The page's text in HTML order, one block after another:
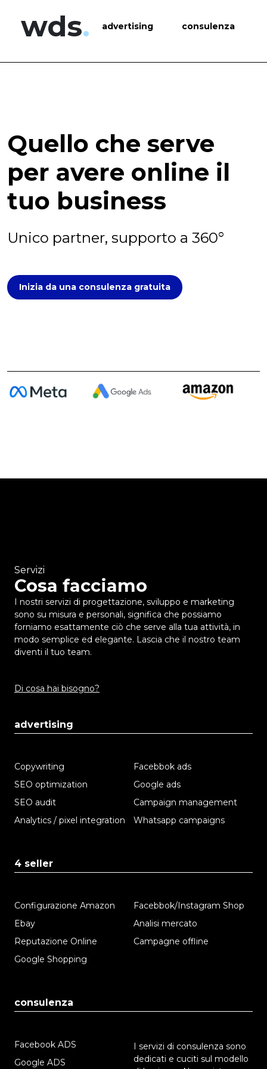
wds. advertising consulenza
Quello che serve
per avere online il
tuo business
Unico partner, supporto a 360°
Inizia da una consulenza gratuita
Servizi
Cosa facciamo
I nostri servizi di progettazione, sviluppo e marketing
sono su misura e personali, significa che possiamo
forniamo esattamente ciò che serve alla tua attività, in
modo semplice ed elegante. Lascia che il nostro team
diventi il ​​tuo team.
Di cosa hai bisogno?
advertising
Copywriting
SEO optimization
SEO audit
Analytics / pixel integration
Facebbok ads
Google ads
Campaign management
Whatsapp campaigns
4 seller
Configurazione Amazon
Ebay
Reputazione Online
Google Shopping
Facebbok/Instagram Shop
Analisi mercato
Campagne offline
consulenza
Facebook ADS
Google ADS
I servizi di consulenza sono
dedicati e cuciti sul modello